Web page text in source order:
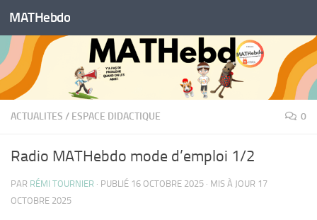
Skip to content
MATHebdo
ACTUALITES / ESPACE DIDACTIQUE 0
Radio MATHebdo mode d’emploi 1/2
PAR RÉMI TOURNIER · PUBLIÉ 16 OCTOBRE 2025 · MIS À JOUR 17
OCTOBRE 2025